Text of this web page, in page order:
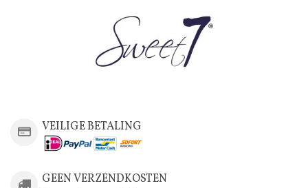
VEILIGE BETALING
GEEN VERZENDKOSTEN